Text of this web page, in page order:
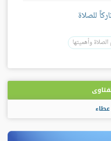
للصلاة
وأهميتها